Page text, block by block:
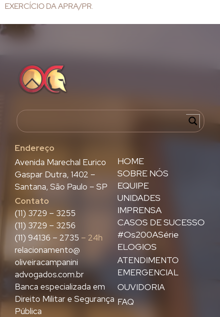
EXERCÍCIO DA APRA/PR.
Endereço
HOME
SOBRE NÓS
EQUIPE
UNIDADES
IMPRENSA
CASOS DE SUCESSO
#Os200ASérie
ELOGIOS
ATENDIMENTO
EMERGENCIAL
OUVIDORIA
FAQ
Avenida Marechal Eurico
Gaspar Dutra, 1402 –
Santana, São Paulo – SP
Contato
(11) 3729 – 3255
(11) 3729 – 3256
(11) 94136 – 2735 – 24h
relacionamento@
oliveiracampanini
advogados.com.br
Banca especializada em
Direito Militar e Segurança
Pública